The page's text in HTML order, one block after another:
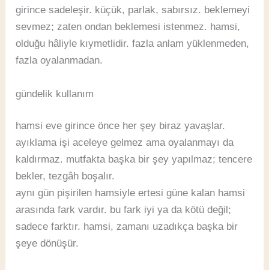
girince sadeleşir. küçük, parlak, sabırsız. beklemeyi
sevmez; zaten ondan beklemesi istenmez. hamsi,
olduğu hâliyle kıymetlidir. fazla anlam yüklenmeden,
fazla oyalanmadan.
gündelik kullanım
hamsi eve girince önce her şey biraz yavaşlar.
ayıklama işi aceleye gelmez ama oyalanmayı da
kaldırmaz. mutfakta başka bir şey yapılmaz; tencere
bekler, tezgâh boşalır.
aynı gün pişirilen hamsiyle ertesi güne kalan hamsi
arasında fark vardır. bu fark iyi ya da kötü değil;
sadece farktır. hamsi, zamanı uzadıkça başka bir
şeye dönüşür.